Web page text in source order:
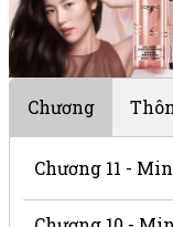
Chương
Chương 11 -